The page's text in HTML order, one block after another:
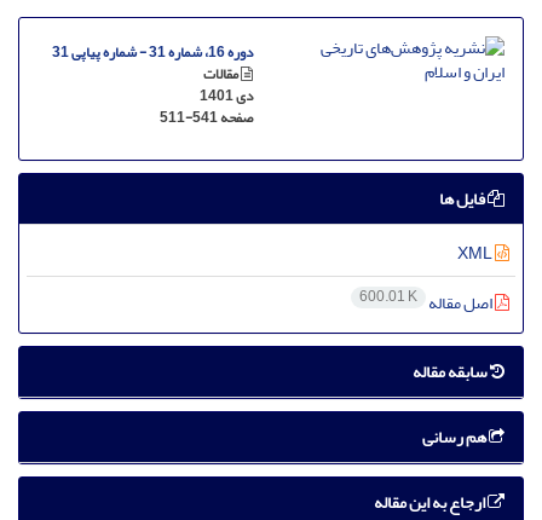
دوره 16، شماره 31 - شماره پیاپی 31
مقالات
دی 1401
صفحه511-541
فایل ها
اصل مقاله 600.01 K
سابقه مقاله
هم رسانی
ارجاع به این مقاله